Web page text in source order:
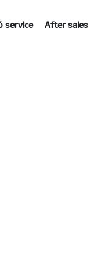
After sales
service